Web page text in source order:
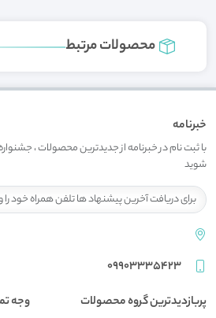
محصولات مرتبط
خبرنامه
با ثبت نام در خبرنامه از جدیدترین محصولات ،
شوید
09903335423
پربازدیدترین گروه محصولات وجه